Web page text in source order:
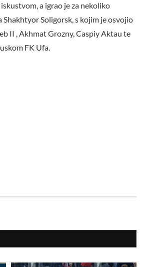
a igrao je za nekoliko
Soligorsk, s kojim je osvojio
II , Akhmat Grozny, Caspiy Aktau te
FK Ufa.